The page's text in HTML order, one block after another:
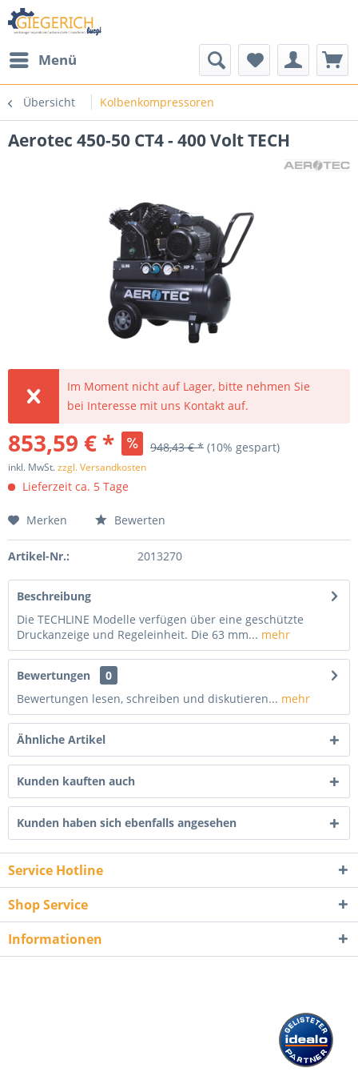
Menü
Übersicht Kolbenkompressoren
Aerotec 450-50 CT4 - 400 Volt TECH
Im Moment nicht auf Lager, bitte nehmen Sie
bei Interesse mit uns Kontakt auf.
853,59 € * 948,43 € * (10% gespart)
inkl. MwSt.zzgl. Versandkosten
Lieferzeit ca. 5 Tage
Merken Bewerten
Artikel-Nr.: 2013270
Beschreibung
Die TECHLINE Modelle verfügen über eine geschützte
Druckanzeige und Regeleinheit. Die 63 mm... mehr
Bewertungen
0
Bewertungen lesen, schreiben und diskutieren... mehr
Ähnliche Artikel
Kunden kauften auch
Kunden haben sich ebenfalls angesehen
Service Hotline
Shop Service
Informationen